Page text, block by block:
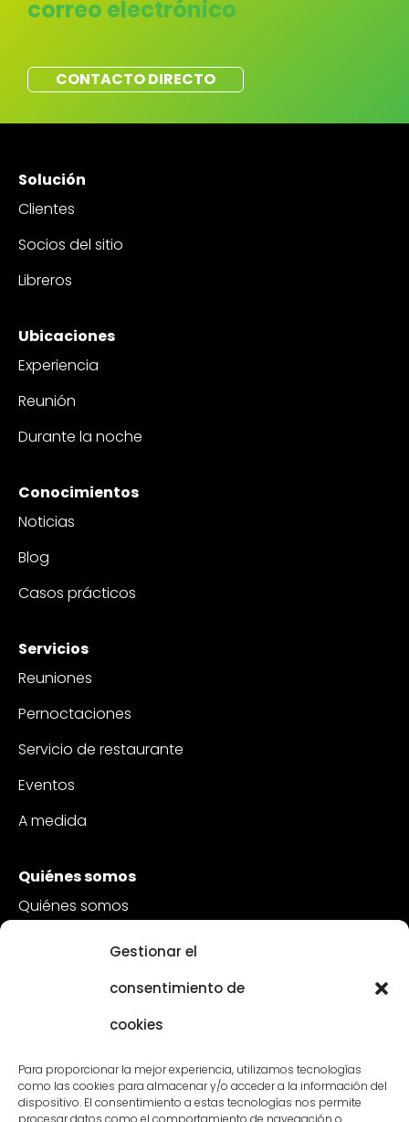
Gestionar el
consentimiento de
cookies
Para proporcionar la mejor experiencia, utilizamos tecnologías
como las cookies para almacenar y/o acceder a la información del
dispositivo. El consentimiento a estas tecnologías nos permite
procesar datos como el comportamiento de navegación o
correo electrónico
CONTACTO DIRECTO
Solución
Clientes
Socios del sitio
Libreros
Ubicaciones
Experiencia
Reunión
Durante la noche
Conocimientos
Noticias
Blog
Casos prácticos
Servicios
Reuniones
Pernoctaciones
Servicio de restaurante
Eventos
A medida
Quiénes somos
Quiénes somos
Sostenibilidad